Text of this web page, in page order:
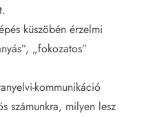
küszöbén érzelmi
„fokozatos”
kommunikáció
számunkra, milyen lesz